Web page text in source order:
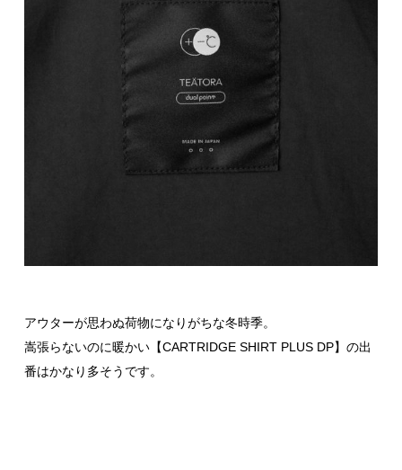
アウターが思わぬ荷物になりがちな冬時季。
嵩張らないのに暖かい【CARTRIDGE SHIRT PLUS DP】の出
番はかなり多そうです。